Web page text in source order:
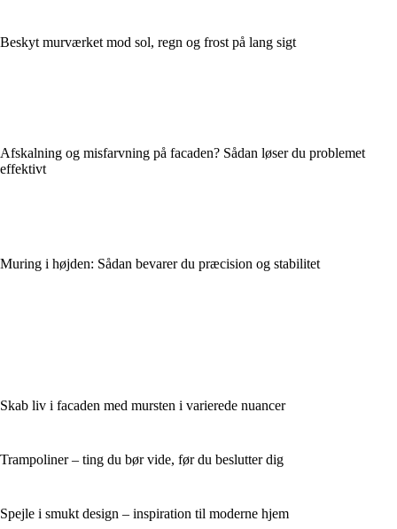
Beskyt murværket mod sol, regn og frost på lang sigt
Afskalning og misfarvning på facaden? Sådan løser du problemet
effektivt
Muring i højden: Sådan bevarer du præcision og stabilitet
Skab liv i facaden med mursten i varierede nuancer
Trampoliner – ting du bør vide, før du beslutter dig
Spejle i smukt design – inspiration til moderne hjem